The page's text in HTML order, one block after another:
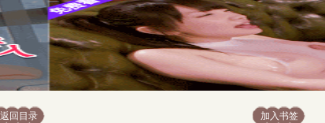
返回目录 加入书签